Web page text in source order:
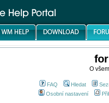
O
FAQ Hledat
Osobní nastavení